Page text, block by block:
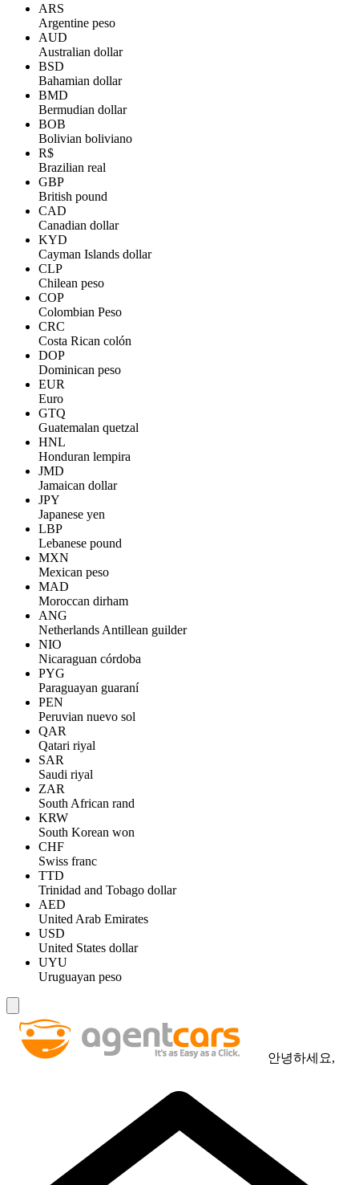
ARS
Argentine peso
AUD
Australian dollar
BSD
Bahamian dollar
BMD
Bermudian dollar
BOB
Bolivian boliviano
R$
Brazilian real
GBP
British pound
CAD
Canadian dollar
KYD
Cayman Islands dollar
CLP
Chilean peso
COP
Colombian Peso
CRC
Costa Rican colón
DOP
Dominican peso
EUR
Euro
GTQ
Guatemalan quetzal
HNL
Honduran lempira
JMD
Jamaican dollar
JPY
Japanese yen
LBP
Lebanese pound
MXN
Mexican peso
MAD
Moroccan dirham
ANG
Netherlands Antillean guilder
NIO
Nicaraguan córdoba
PYG
Paraguayan guaraní
PEN
Peruvian nuevo sol
QAR
Qatari riyal
SAR
Saudi riyal
ZAR
South African rand
KRW
South Korean won
CHF
Swiss franc
TTD
Trinidad and Tobago dollar
AED
United Arab Emirates
USD
United States dollar
UYU
Uruguayan peso
안녕하세요,